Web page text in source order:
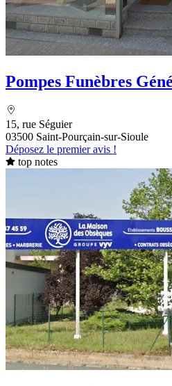
Pompes Funèbres
15, rue Séguier
03500 Saint-Pourçain-sur-Sioule
Déposez le premier avis !
top notes